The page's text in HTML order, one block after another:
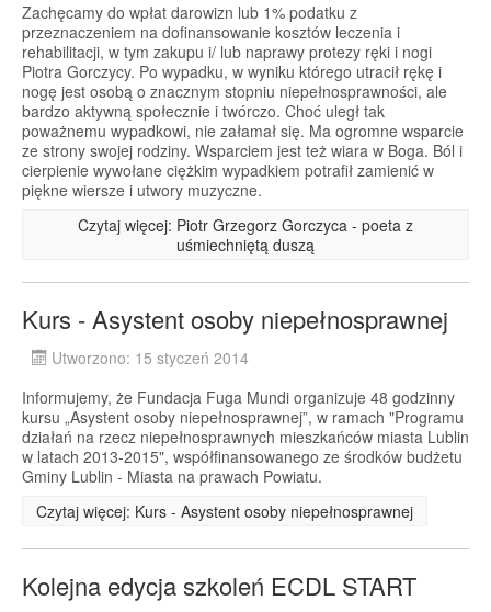
Zachęcamy do wpłat darowizn lub 1% podatku z
przeznaczeniem na dofinansowanie kosztów leczenia i
rehabilitacji, w tym zakupu i/ lub naprawy protezy ręki i nogi
Piotra Gorczycy. Po wypadku, w wyniku którego utracił rękę i
nogę jest osobą o znacznym stopniu niepełnosprawności, ale
bardzo aktywną społecznie i twórczo. Choć uległ tak
poważnemu wypadkowi, nie załamał się. Ma ogromne wsparcie
ze strony swojej rodziny. Wsparciem jest też wiara w Boga. Ból i
cierpienie wywołane ciężkim wypadkiem potrafił zamienić w
piękne wiersze i utwory muzyczne.
Czytaj więcej: Piotr Grzegorz Gorczyca - poeta z
uśmiechniętą duszą
Kurs - Asystent osoby niepełnosprawnej
Utworzono: 15 styczeń 2014
Informujemy, że Fundacja Fuga Mundi organizuje 48 godzinny
kursu „Asystent osoby niepełnosprawnej”, w ramach "Programu
działań na rzecz niepełnosprawnych mieszkańców miasta Lublin
w latach 2013-2015", współfinansowanego ze środków budżetu
Gminy Lublin - Miasta na prawach Powiatu.
Czytaj więcej: Kurs - Asystent osoby niepełnosprawnej
Kolejna edycja szkoleń ECDL START